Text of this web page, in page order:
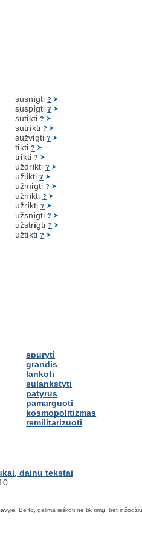
susnigti?
suspigti?
sutikti?
sutrikti?
sužvigti?
tikti?
trikti?
uždrikti?
užlikti?
užmigti?
užnikti?
užrikti?
užsnigti?
užstrigti?
užtikti?
spuryti
grandis
lankoti
sulankstyti
patyrus
pamarguoti
kosmopolitizmas
remilitarizuoti
Be to, galima ieškoti ne tik rimų, bet ir